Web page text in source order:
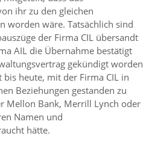
ihr zu den gleichen
worden wäre. Tatsächlich sind
der Firma CIL übersandt
AIL die Übernahme bestätigt
gekündigt worden
heute, mit der Firma CIL in
Beziehungen gestanden zu
Mellon Bank, Merrill Lynch oder
Namen und
hätte.